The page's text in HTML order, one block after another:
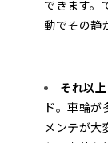
できます。
動でその静
それ以上
ド。車輪が
メンテが大